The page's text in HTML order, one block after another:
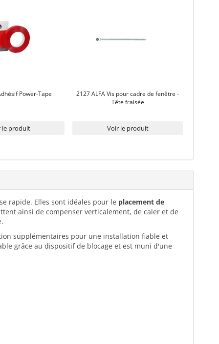
Power-Tape
le produit
2127 ALFA Vis pour cadre de fenêtre -
Tête fraisée
Voir le produit
rapide. Elles sont idéales pour le placement de
ainsi de compenser verticalement, de caler et de
supplémentaires pour une installation fiable et
grâce au dispositif de blocage et est muni d'une